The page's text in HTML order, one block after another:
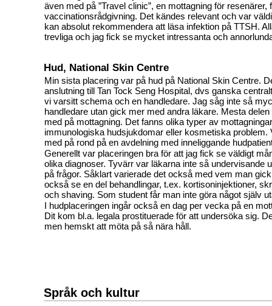
även med på ”Travel clinic”, en mottagning för resenärer,
vaccinationsrådgivning. Det kändes relevant och var
kan absolut rekommendera att läsa infektion på TTSH.
trevliga och jag fick se mycket intressanta och
Hud, National Skin Centre
Min sista placering var på hud på National Skin Centre.
anslutning till Tan Tock Seng Hospital, dvs ganska
vi varsitt schema och en handledare. Jag såg inte så
handledare utan gick mer med andra läkare. Mesta
med på mottagning. Det fanns olika typer av
immunologiska hudsjukdomar eller kosmetiska problem.
med på rond på en avdelning med inneliggande
Generellt var placeringen bra för att jag fick se väldigt
olika diagnoser. Tyvärr var läkarna inte så undervisande
på frågor. Såklart varierade det också med vem man
också se en del behandlingar, t.ex. kortisoninjektioner,
och shaving. Som student får man inte göra något själv
I hudplaceringen ingår också en dag per vecka på en
Dit kom bl.a. legala prostituerade för att undersöka sig.
men hemskt att möta på så nära håll.
Språk och kultur